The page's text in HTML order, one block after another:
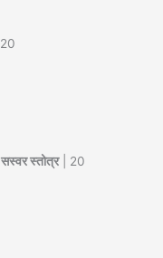
सस्वर स्तोत्र| 20